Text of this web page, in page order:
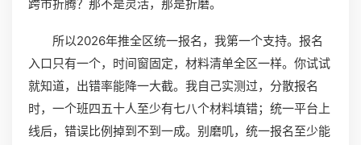
跨市折腾？那不是灵活，那是折磨。
所以2026年推全区统一报名，我第一个支持。报名
入口只有一个，时间窗固定，材料清单全区一样。你试试
就知道，出错率能降一大截。我自己实测过，分散报名
时，一个班四五十人至少有七八个材料填错；统一平台上
线后，错误比例掉到不到一成。别磨叽，统一报名至少能